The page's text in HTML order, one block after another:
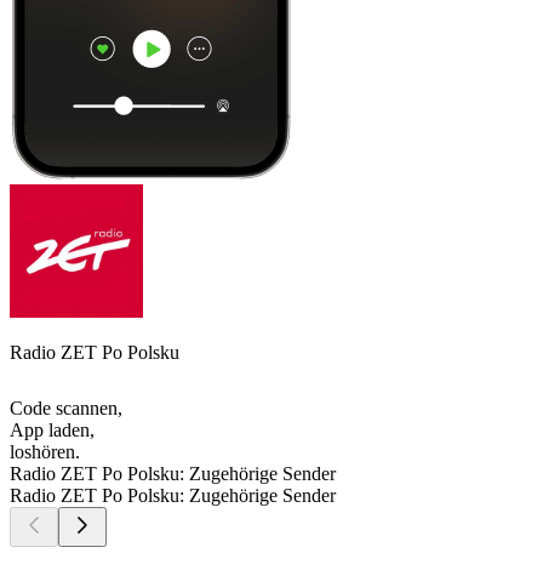
Radio ZET Po Polsku
Code scannen,
App laden,
loshören.
Radio ZET Po Polsku: Zugehörige Sender
Radio ZET Po Polsku: Zugehörige Sender